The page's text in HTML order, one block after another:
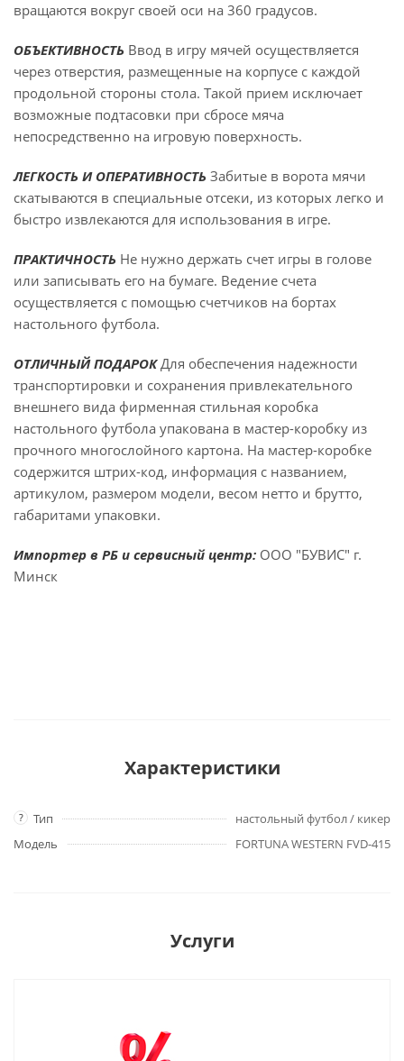
вращаются вокруг своей оси на 360 градусов.
ОБЪЕКТИВНОСТЬ Ввод в игру мячей осуществляется
через отверстия, размещенные на корпусе с каждой
продольной стороны стола. Такой прием исключает
возможные подтасовки при сбросе мяча
непосредственно на игровую поверхность.
ЛЕГКОСТЬ И ОПЕРАТИВНОСТЬ Забитые в ворота мячи
скатываются в специальные отсеки, из которых легко и
быстро извлекаются для использования в игре.
ПРАКТИЧНОСТЬ Не нужно держать счет игры в голове
или записывать его на бумаге. Ведение счета
осуществляется с помощью счетчиков на бортах
настольного футбола.
ОТЛИЧНЫЙ ПОДАРОКДля обеспечения надежности
транспортировки и сохранения привлекательного
внешнего вида фирменная стильная коробка
настольного футбола упакована в мастер-коробку из
прочного многослойного картона. На мастер-коробке
содержится штрих-код, информация с названием,
артикулом, размером модели, весом нетто и брутто,
габаритами упаковки.
Импортер в РБ и сервисный центр: ООО "БУВИС" г.
Минск
Характеристики
? Тип
настольный футбол / кикер
Модель
FORTUNA WESTERN FVD-415
Услуги